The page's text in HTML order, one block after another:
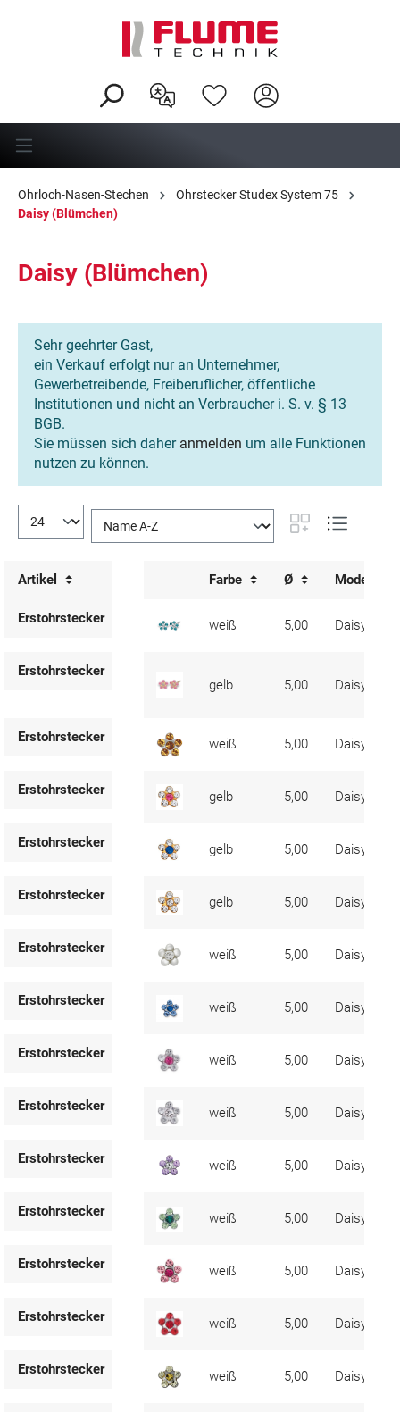
Ohrloch-Nasen-Stechen
Ohrstecker Studex System 75
Daisy (Blümchen)
Daisy (Blümchen)
Sehr geehrter Gast,
ein Verkauf erfolgt nur an Unternehmer,
Gewerbetreibende, Freiberuflicher, öffentliche
Institutionen und nicht an Verbraucher i. S. v. § 13
BGB.
Sie müssen sich daher anmelden um alle Funktionen
nutzen zu können.
Artikel Farbe Ø Modell
Erstohrstecker weiß 5,00 Daisy
Erstohrstecker
gelb
5,00 Daisy
Erstohrstecker weiß 5,00 Daisy
Erstohrstecker gelb 5,00 Daisy
Erstohrstecker gelb 5,00 Daisy
Erstohrstecker gelb 5,00 Daisy
Erstohrstecker weiß 5,00 Daisy
Erstohrstecker weiß 5,00 Daisy
Erstohrstecker weiß 5,00 Daisy
Erstohrstecker weiß 5,00 Daisy
Erstohrstecker weiß 5,00 Daisy
Erstohrstecker weiß 5,00 Daisy
Erstohrstecker weiß 5,00 Daisy
Erstohrstecker weiß 5,00 Daisy
Erstohrstecker weiß 5,00 Daisy